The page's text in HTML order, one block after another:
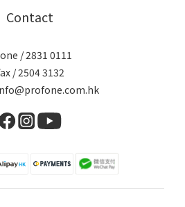
Contact
/ 2831 0111
/ 2504 3132